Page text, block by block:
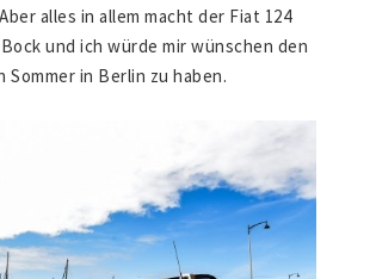
alles in allem macht der Fiat 124
und ich würde mir wünschen den
Sommer in Berlin zu haben.